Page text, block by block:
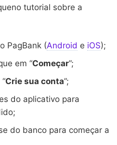
tutorial sobre a
PagBank (Android e iOS);
em “Começar”;
Crie sua conta”;
do aplicativo para
do banco para começar a